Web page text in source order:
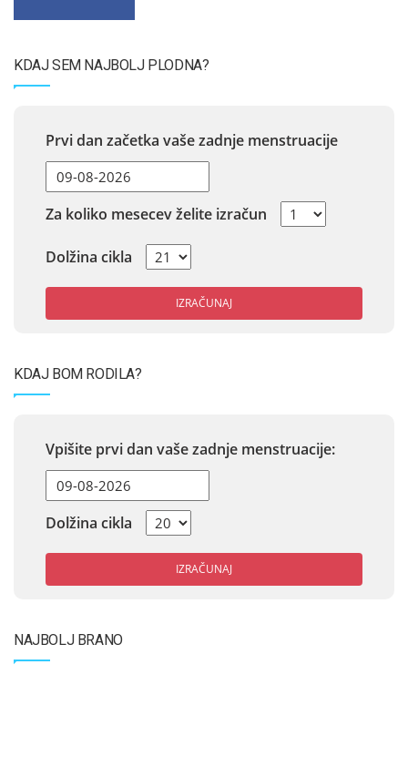
KDAJ SEM NAJBOLJ PLODNA?
Prvi dan začetka vaše zadnje menstruacije
Za koliko mesecev želite izračun
Dolžina cikla
IZRAČUNAJ
KDAJ BOM RODILA?
Vpišite prvi dan vaše zadnje menstruacije:
Dolžina cikla
IZRAČUNAJ
NAJBOLJ BRANO